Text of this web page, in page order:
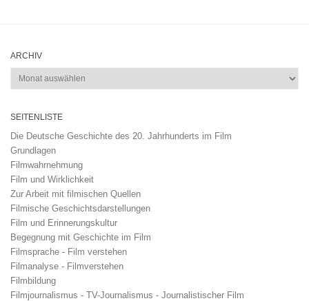
ARCHIV
Archiv
SEITENLISTE
Die Deutsche Geschichte des 20. Jahrhunderts im Film
Grundlagen
Filmwahrnehmung
Film und Wirklichkeit
Zur Arbeit mit filmischen Quellen
Filmische Geschichtsdarstellungen
Film und Erinnerungskultur
Begegnung mit Geschichte im Film
Filmsprache - Film verstehen
Filmanalyse - Filmverstehen
Filmbildung
Filmjournalismus - TV-Journalismus - Journalistischer Film